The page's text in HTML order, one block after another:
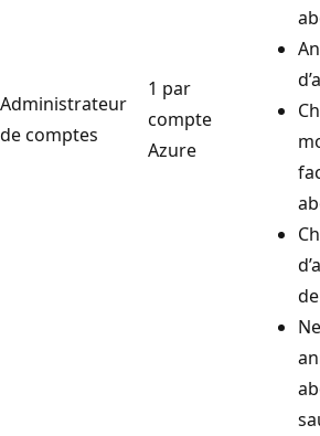
Administrateur
de comptes
1 par
compte
Azure